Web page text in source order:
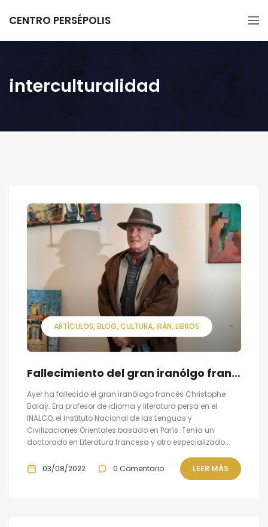
CENTRO PERSÉPOLIS
interculturalidad
ARTÍCULOS BLOG CULTURA IRÁN LIBROS
Fallecimiento del gran iranólgo francés Christophe Balaÿ
Ayer ha fallecido el gran iranólogo francés Christophe
Balaÿ. Era profesor de idioma y literatura persa en el
INALCO, el Instituto Nacional de las Lenguas y
Civilizaciones Orientales basado en París. Tenía un
doctorado en Literatura francesa y otro especializado...
03/08/2022 0 Comentario LEER MÁS